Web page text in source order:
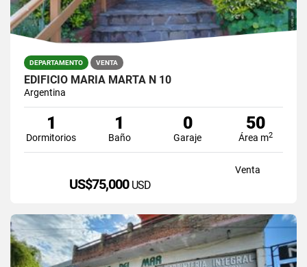
DEPARTAMENTO VENTA
EDIFICIO MARIA MARTA N 10
Argentina
1
Dormitorios
1
Baño
0
Garaje
50
Área m2
Venta
US$75,000 USD